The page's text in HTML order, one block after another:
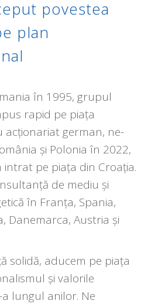
povestea
plan
în 1995, grupul
rapid pe piața
acționariat german, ne-
și Polonia în 2022,
intrat pe piața din Croația.
de mediu și
în Franța, Spania,
Danemarca, Austria și
solidă, aducem pe piața
și valorile
lungul anilor. Ne